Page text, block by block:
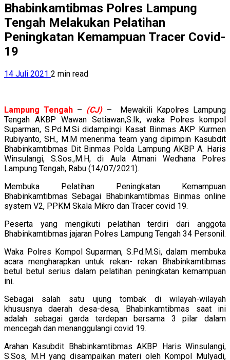
Bhabinkamtibmas Polres Lampung
Tengah Melakukan Pelatihan
Peningkatan Kemampuan Tracer Covid-
19
14 Juli 2021 2 min read
Lampung Tengah – (CJ)– Mewakili Kapolres Lampung
Tengah AKBP Wawan Setiawan,S.Ik, waka Polres kompol
Suparman, S.Pd.M.Si didampingi Kasat Binmas AKP Kurmen
Rubiyanto, SH., M.M menerima team yang dipimpin Kasubdit
Bhabinkamtibmas Dit Binmas Polda Lampung AKBP A. Haris
Winsulangi, S.Sos.,M.H, di Aula Atmani Wedhana Polres
Lampung Tengah, Rabu (14/07/2021).
Membuka Pelatihan Peningkatan Kemampuan
Bhabinkamtibmas Sebagai Bhabinkamtibmas Binmas online
system V2, PPKM Skala Mikro dan Tracer covid 19.
Peserta yang mengikuti pelatihan terdiri dari anggota
Bhabinkamtibmas jajaran Polres Lampung Tengah 34 Personil.
Waka Polres Kompol Suparman, S.Pd.M.Si, dalam membuka
acara mengharapkan untuk rekan- rekan Bhabinkamtibmas
betul betul serius dalam pelatihan peningkatan kemampuan
ini.
Sebagai salah satu ujung tombak di wilayah-wilayah
khususnya daerah desa-desa, Bhabinkamtibmas saat ini
adalah sebagai garda terdepan bersama 3 pilar dalam
mencegah dan menanggulangi covid 19.
Arahan Kasubdit Bhabinkamtibmas AKBP Haris Winsulangi,
S.Sos, M.H yang disampaikan materi oleh Kompol Mulyadi,